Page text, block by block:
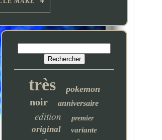
très pokemon
noir anniversaire
edition premier
original variante